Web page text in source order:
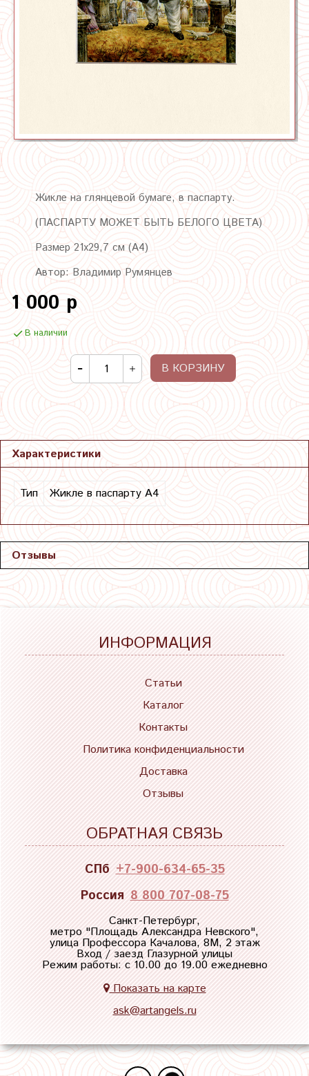
Жикле на глянцевой бумаге, в паспарту.
(ПАСПАРТУ МОЖЕТ БЫТЬ БЕЛОГО ЦВЕТА)
Размер 21х29,7 см (А4)
Автор: Владимир Румянцев
1 000 р
В наличии
В КОРЗИНУ
Характеристики
Тип Жикле в паспарту А4
Отзывы
ИНФОРМАЦИЯ
Статьи
Каталог
Контакты
Политика конфиденциальности
Доставка
Отзывы
ОБРАТНАЯ СВЯЗЬ
СПб +7-900-634-65-35
Россия 8 800 707-08-75
Санкт-Петербург,
метро "Площадь Александра Невского",
улица Профессора Качалова, 8М, 2 этаж
Вход / заезд Глазурной улицы
Режим работы: с 10.00 до 19.00 ежедневно
Показать на карте
ask@artangels.ru